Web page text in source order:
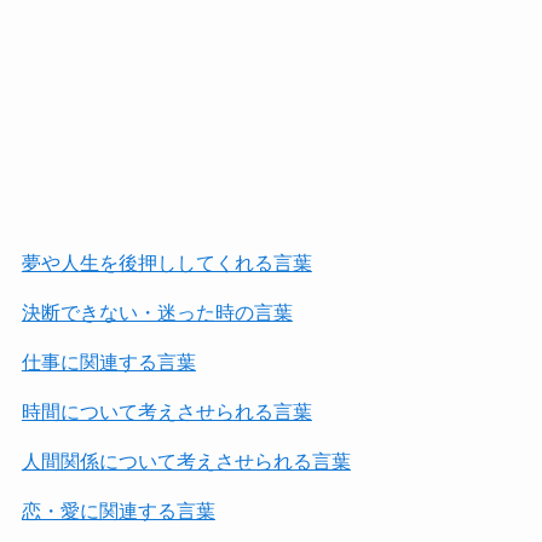
夢や人生を後押ししてくれる言葉
決断できない・迷った時の言葉
仕事に関連する言葉
時間について考えさせられる言葉
人間関係について考えさせられる言葉
恋・愛に関連する言葉